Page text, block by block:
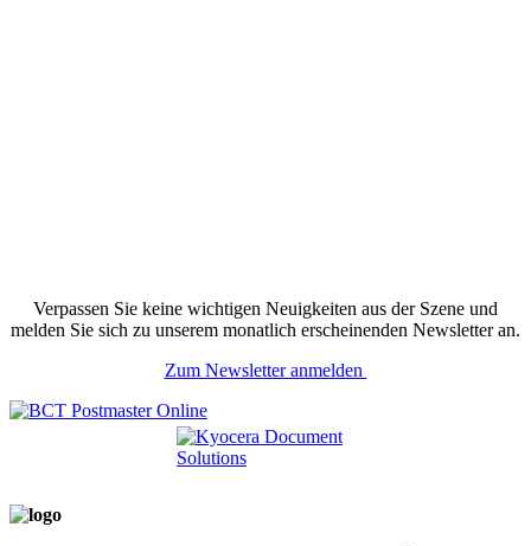
Verpassen Sie keine wichtigen Neuigkeiten aus der Szene und
melden Sie sich zu unserem monatlich erscheinenden Newsletter an.
Zum Newsletter anmelden